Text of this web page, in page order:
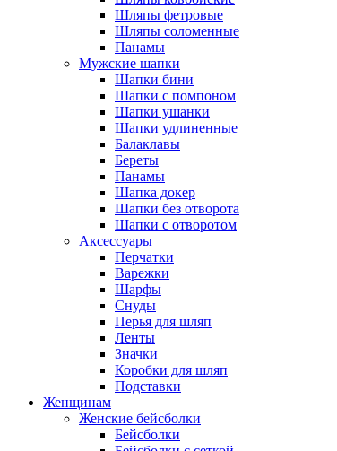
Шляпы фетровые
Шляпы соломенные
Панамы
Мужские шапки
Шапки бини
Шапки с помпоном
Шапки ушанки
Шапки удлиненные
Балаклавы
Береты
Панамы
Шапка докер
Шапки без отворота
Шапки с отворотом
Аксессуары
Перчатки
Варежки
Шарфы
Снуды
Перья для шляп
Ленты
Значки
Коробки для шляп
Подставки
Женщинам
Женские бейсболки
Бейсболки